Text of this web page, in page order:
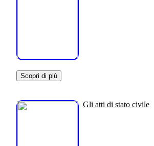
Scopri di più
Gli atti di stato civile